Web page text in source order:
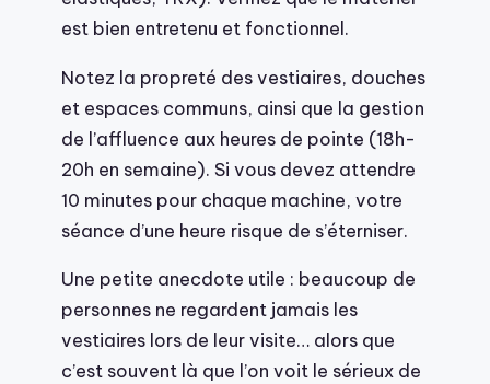
est bien entretenu et fonctionnel.
Notez la propreté des vestiaires, douches
et espaces communs, ainsi que la gestion
de l’affluence aux heures de pointe (18h-
20h en semaine). Si vous devez attendre
10 minutes pour chaque machine, votre
séance d’une heure risque de s’éterniser.
Une petite anecdote utile : beaucoup de
personnes ne regardent jamais les
vestiaires lors de leur visite… alors que
c’est souvent là que l’on voit le sérieux de